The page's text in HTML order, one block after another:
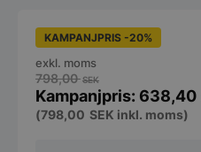
KAMPANJPRIS -20%
798,00SEK
638,40
exkl. moms
(798,00 SEK inkl. moms)